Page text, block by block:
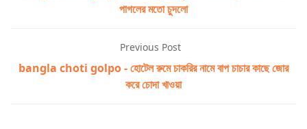
পাগলের মতো চুদলো
Previous Post
bangla choti golpo - হোটেল রুমে চাকরির নামে বাপ চাচার কাছে জোর
করে চোদা খাওয়া